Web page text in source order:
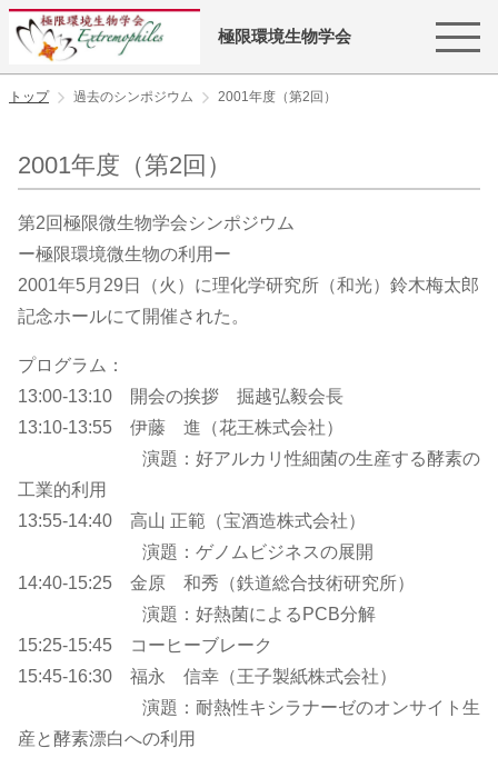
極限環境生物学会
トップ 過去のシンポジウム 2001年度（第2回）
2001年度（第2回）
第2回極限微生物学会シンポジウム
ー極限環境微生物の利用ー
2001年5月29日（火）に理化学研究所（和光）鈴木梅太郎
記念ホールにて開催された。
プログラム：
13:00-13:10 開会の挨拶 掘越弘毅会長
13:10-13:55 伊藤 進（花王株式会社）
演題：好アルカリ性細菌の生産する酵素の
工業的利用
13:55-14:40 高山 正範（宝酒造株式会社）
演題：ゲノムビジネスの展開
14:40-15:25 金原 和秀（鉄道総合技術研究所）
演題：好熱菌によるPCB分解
15:25-15:45 コーヒーブレーク
15:45-16:30 福永 信幸（王子製紙株式会社）
演題：耐熱性キシラナーゼのオンサイト生
産と酵素漂白への利用